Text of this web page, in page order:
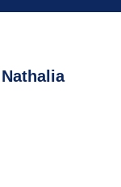
Nathalia